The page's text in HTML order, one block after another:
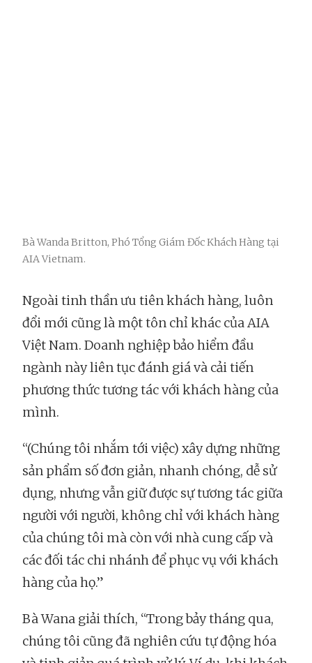
Bà Wanda Britton, Phó Tổng Giám Đốc Khách Hàng tại
AIA Vietnam.
Ngoài tinh thần ưu tiên khách hàng, luôn
đổi mới cũng là một tôn chỉ khác của AIA
Việt Nam. Doanh nghiệp bảo hiểm đầu
ngành này liên tục đánh giá và cải tiến
phương thức tương tác với khách hàng của
mình.
“(Chúng tôi nhắm tới việc) xây dựng những
sản phẩm số đơn giản, nhanh chóng, dễ sử
dụng, nhưng vẫn giữ được sự tương tác giữa
người với người, không chỉ với khách hàng
của chúng tôi mà còn với nhà cung cấp và
các đối tác chi nhánh để phục vụ với khách
hàng của họ.”
Bà Wana giải thích, “Trong bảy tháng qua,
chúng tôi cũng đã nghiên cứu tự động hóa